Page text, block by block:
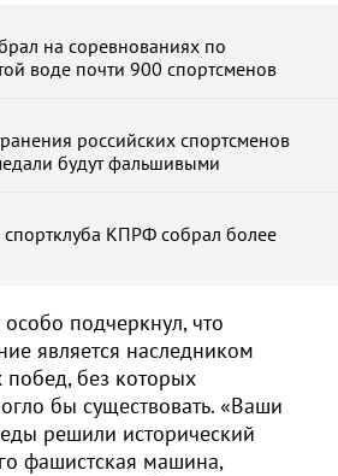
на соревнованиях по
воде почти 900 спортсменов
российских спортсменов
будут фальшивыми
КПРФ собрал более
подчеркнул, что
является наследником
побед, без которых
бы существовать. «Ваши
решили исторический
фашистская машина,